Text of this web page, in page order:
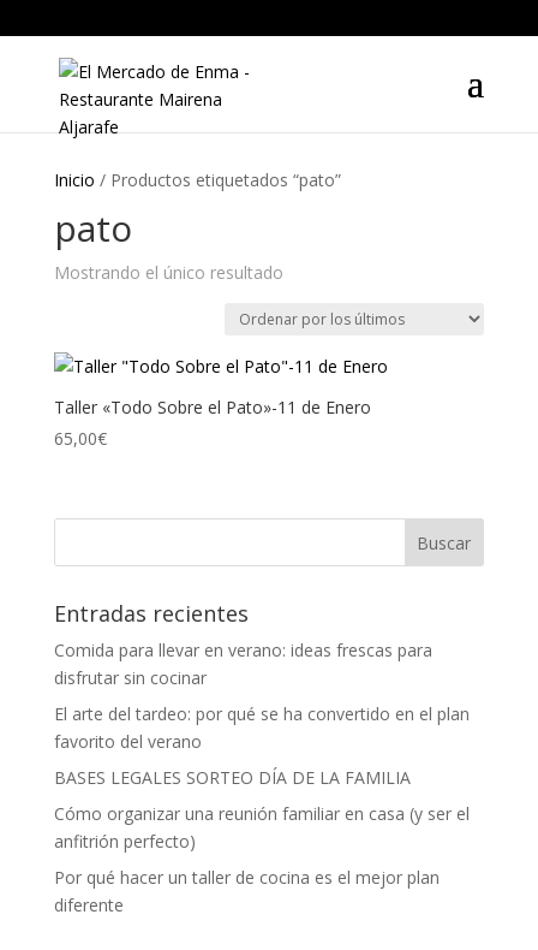
Inicio / Productos etiquetados “pato”
pato
Mostrando el único resultado
Taller «Todo Sobre el Pato»-11 de Enero
65,00€
Entradas recientes
Comida para llevar en verano: ideas frescas para
disfrutar sin cocinar
El arte del tardeo: por qué se ha convertido en el plan
favorito del verano
BASES LEGALES SORTEO DÍA DE LA FAMILIA
Cómo organizar una reunión familiar en casa (y ser el
anfitrión perfecto)
Por qué hacer un taller de cocina es el mejor plan
diferente